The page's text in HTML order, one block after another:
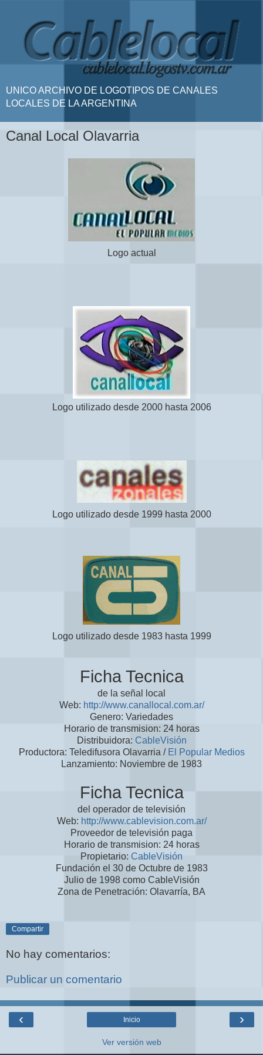
UNICO ARCHIVO DE LOGOTIPOS DE CANALES
LOCALES DE LA ARGENTINA
Canal Local Olavarria
Logo actual
Logo utilizado desde 2000 hasta 2006
Logo utilizado desde 1999 hasta 2000
Logo utilizado desde 1983 hasta 1999
Ficha Tecnica
de la señal local
Web: http://www.canallocal.com.ar/
Genero: Variedades
Horario de transmision: 24 horas
Distribuidora: CableVisión
Productora: Teledifusora Olavarria / El Popular Medios
Lanzamiento: Noviembre de 1983
Ficha Tecnica
del operador de televisión
Web: http://www.cablevision.com.ar/
Proveedor de televisión paga
Horario de transmision: 24 horas
Propietario: CableVisión
Fundación el 30 de Octubre de 1983
Julio de 1998 como CableVisión
Zona de Penetración: Olavarría, BA
Compartir
No hay comentarios:
Publicar un comentario
‹ ›
Inicio
Ver versión web